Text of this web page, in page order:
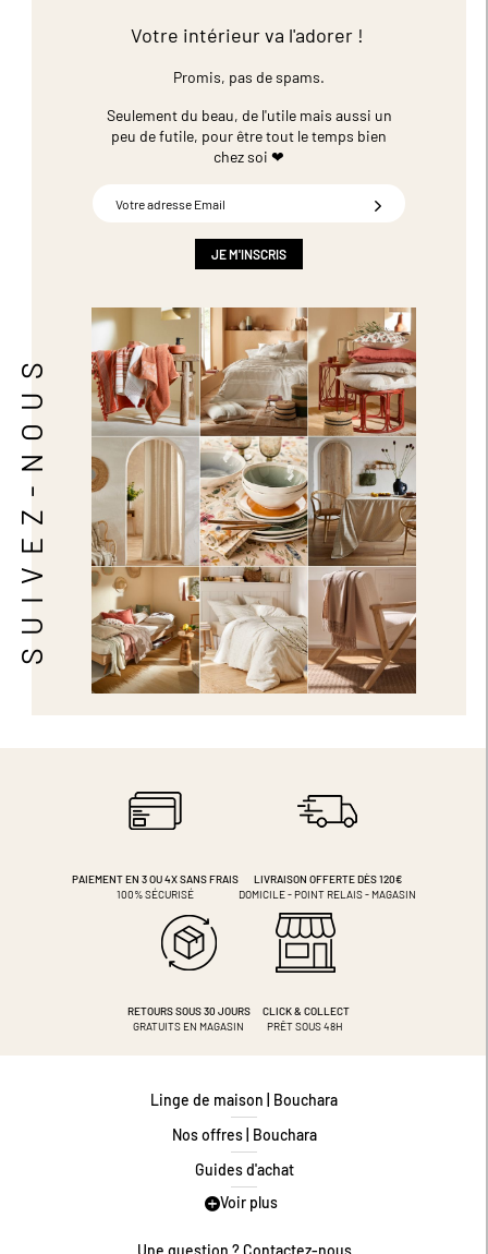
SUIVEZ-NOUS
Votre intérieur va l'adorer !
Promis, pas de spams.
Seulement du beau, de l'utile mais aussi un
peu de futile, pour être tout le temps bien
chez soi ❤
JE M'INSCRIS
PAIEMENT EN 3 OU 4XSANS FRAIS
100% SÉCURISÉ
LIVRAISON OFFERTE DÈS 120€
DOMICILE - POINT RELAIS - MAGASIN
RETOURS SOUS 30 JOURS
GRATUITS EN MAGASIN
CLICK & COLLECT
PRÊT SOUS 48H
Linge de maison | Bouchara
Nos offres | Bouchara
Guides d'achat
Guide des tailles
Voir plus
Une question ? Contactez-nous